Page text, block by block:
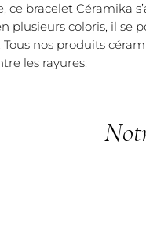
bracelet Céramika
plusieurs coloris, il se
nos produits
les rayures.